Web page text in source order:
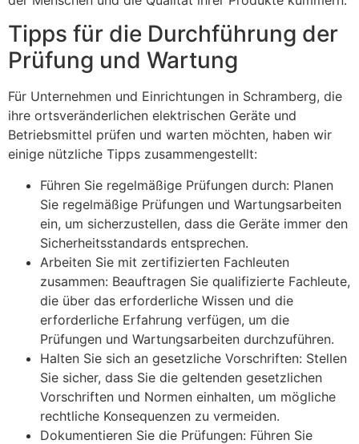
Tipps für die Durchführung der
Prüfung und Wartung
Für Unternehmen und Einrichtungen in Schramberg, die
ihre ortsveränderlichen elektrischen Geräte und
Betriebsmittel prüfen und warten möchten, haben wir
einige nützliche Tipps zusammengestellt:
Führen Sie regelmäßige Prüfungen durch: Planen
Sie regelmäßige Prüfungen und Wartungsarbeiten
ein, um sicherzustellen, dass die Geräte immer den
Sicherheitsstandards entsprechen.
Arbeiten Sie mit zertifizierten Fachleuten
zusammen: Beauftragen Sie qualifizierte Fachleute,
die über das erforderliche Wissen und die
erforderliche Erfahrung verfügen, um die
Prüfungen und Wartungsarbeiten durchzuführen.
Halten Sie sich an gesetzliche Vorschriften: Stellen
Sie sicher, dass Sie die geltenden gesetzlichen
Vorschriften und Normen einhalten, um mögliche
rechtliche Konsequenzen zu vermeiden.
Dokumentieren Sie die Prüfungen: Führen Sie